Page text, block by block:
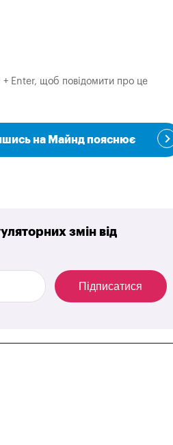
+ Enter, щоб повідомити про це
на Майнд пояснює
змін від
Підписатися